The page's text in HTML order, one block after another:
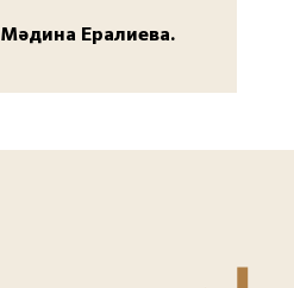
Мәдина Ералиева.